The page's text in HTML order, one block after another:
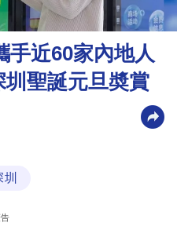
手近60家內地人
聖誕元旦奬賞
圳